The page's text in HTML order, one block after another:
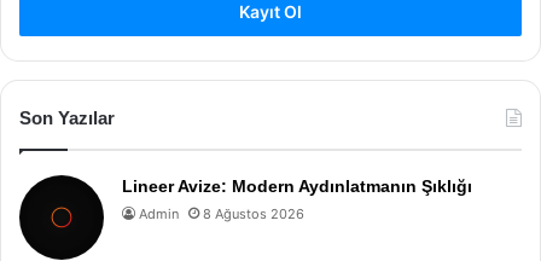
Kayıt Ol
Son Yazılar
Lineer Avize: Modern Aydınlatmanın Şıklığı
Admin 8 Ağustos 2026